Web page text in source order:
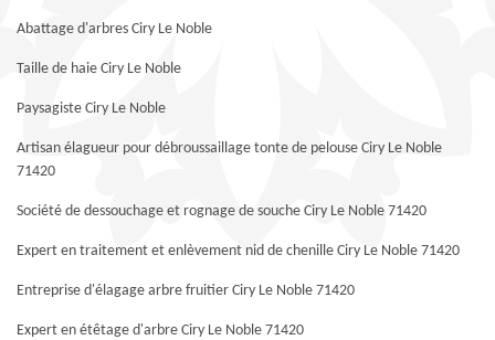
Abattage d'arbres Ciry Le Noble
Taille de haie Ciry Le Noble
Paysagiste Ciry Le Noble
Artisan élagueur pour débroussaillage tonte de pelouse Ciry Le Noble
71420
Société de dessouchage et rognage de souche Ciry Le Noble 71420
Expert en traitement et enlèvement nid de chenille Ciry Le Noble 71420
Entreprise d'élagage arbre fruitier Ciry Le Noble 71420
Expert en étêtage d'arbre Ciry Le Noble 71420